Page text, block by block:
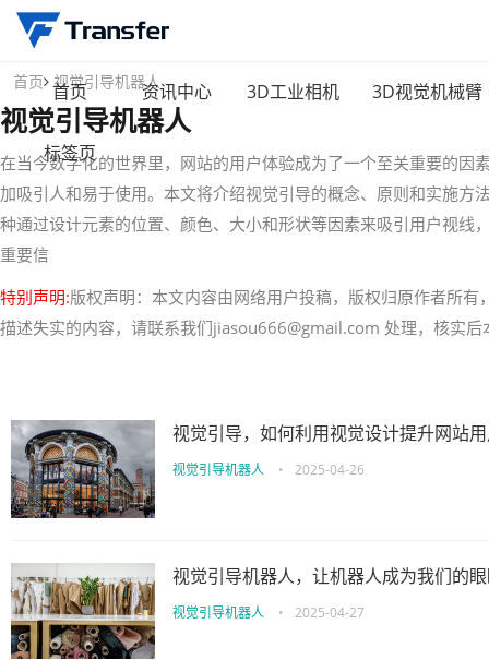
首页 资讯中心 3D工业相机 3D视觉机械臂
标签页
首页 视觉引导机器人
视觉引导机器人
在当今数字化的世界里，网站的用户体验成为了一个至关重要的
加吸引人和易于使用。本文将介绍视觉引导的概念、原则和实施
种通过设计元素的位置、颜色、大小和形状等因素来吸引用户视
重要信
特别声明:版权声明：本文内容由网络用户投稿，版权归原作者所
描述失实的内容，请联系我们jiasou666@gmail.com 处理，核实
视觉引导，如何利用视觉设计提升网站
视觉引导机器人 • 2025-04-26
视觉引导机器人，让机器人成为我们的
视觉引导机器人 • 2025-04-27